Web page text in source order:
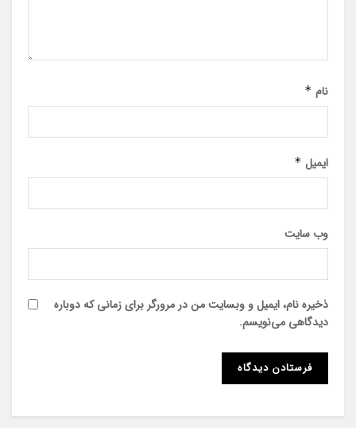
نام *
ایمیل *
وب‌ سایت
ذخیره نام، ایمیل و وبسایت من در مرورگر برای زمانی که دوباره
دیدگاهی می‌نویسم.